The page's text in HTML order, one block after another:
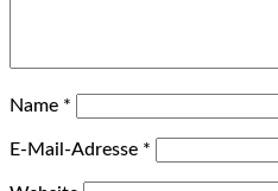
Name *
E-Mail-Adresse *